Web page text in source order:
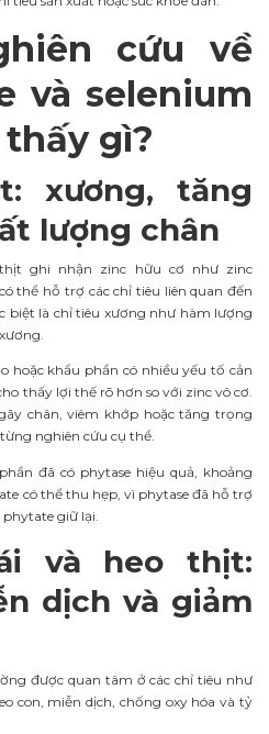
cứu về
và selenium
gì?
xương, tăng
lượng chân
ghi nhận zinc hữu cơ như zinc
thể hỗ trợ các chỉ tiêu liên quan đến
biệt là chỉ tiêu xương như hàm lượng
hoặc khẩu phần có nhiều yếu tố cản
thấy lợi thế rõ hơn so với zinc vô cơ.
chân, viêm khớp hoặc tăng trọng
nghiên cứu cụ thể.
đã có phytase hiệu quả, khoảng
có thể thu hẹp, vì phytase đã hỗ trợ
giữ lại.
và heo thịt:
dịch và giảm
được quan tâm ở các chỉ tiêu như
con, miễn dịch, chống oxy hóa và tỷ